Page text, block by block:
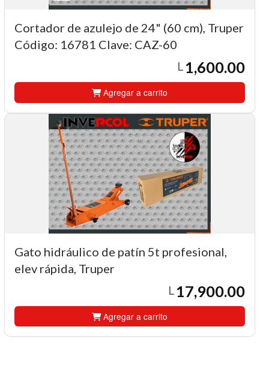
Cortador de azulejo de 24" (60 cm), Truper
Código: 16781 Clave: CAZ-60
L1,600.00
Agregar a carrito
Gato hidráulico de patín 5t profesional,
elev rápida, Truper
L17,900.00
Agregar a carrito